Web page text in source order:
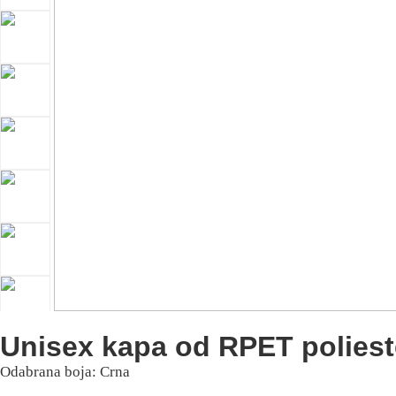
Unisex kapa od RPET
Odabrana boja: Crna